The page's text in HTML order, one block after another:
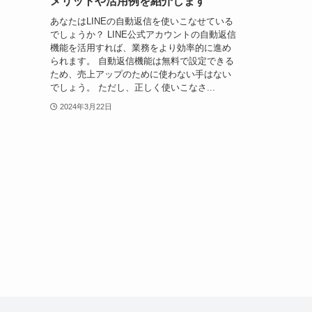
あなたはLINEの自動返信を使いこなせている
でしょうか？ LINE公式アカウントの自動返信
機能を活用すれば、業務をより効率的に進め
られます。 自動返信機能は無料で設定できる
ため、売上アップのために使わない手はない
でしょう。 ただし、正しく使いこなさ...
2024年3月22日